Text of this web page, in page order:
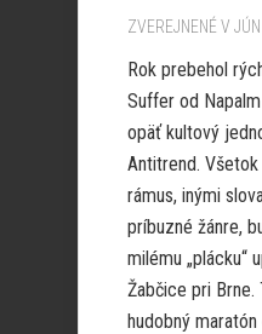
ZVEREJNENÉ V
Rok prebehol
Suffer od
opäť kultový
Antitrend.
rámus, inými
príbuzné žánre,
milému „plácku“
Žabčice pri Brne.
hudobný